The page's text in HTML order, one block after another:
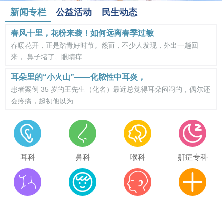
新闻专栏 公益活动 民生动态
春风十里，花粉来袭！如何远离春季过敏
春暖花开，正是踏青好时节。然而，不少人发现，外出一趟回
来， 鼻子堵了、眼睛痒
耳朵里的“小火山”——化脓性中耳炎，
患者案例 35 岁的王先生（化名）最近总觉得耳朵闷闷的，偶尔还
会疼痛，起初他以为
耳科 鼻科 喉科 鼾症专科